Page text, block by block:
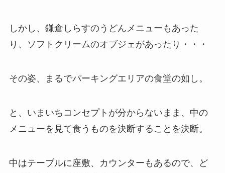
しかし、鎌倉しらすのうどんメニューもあった
り、ソフトクリームのオブジェがあったり・・・
その姿、まるでパーキングエリアの食堂の如し。
と、いまいちコンセプトが分からないまま、中の
メニューを見て食うものを決断することを決断。
中はテーブルに座敷、カウンターもあるので、ど